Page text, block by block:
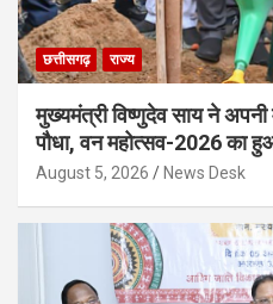
छत्तीसगढ़ राज्य
मुख्यमंत्री विष्णुदेव साय ने अपनी
पौधा, वन महोत्सव-2026 का
August 5, 2026 News Desk